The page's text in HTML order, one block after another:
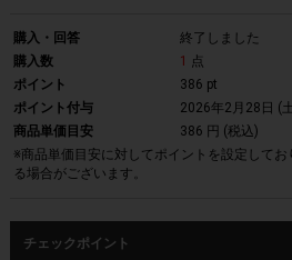
購入・回答
終了しました
購入数
1
点
ポイント
386 pt
ポイント付与
2026年2月28日 (
商品単価目安
386 円 (税込)
※商品単価目安に対してポイントを設定して
る場合がございます。
チェックポイント